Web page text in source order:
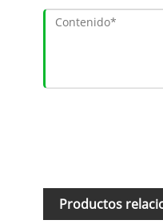
Productos